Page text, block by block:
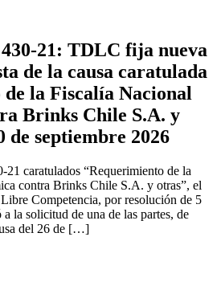
21: TDLC fija nueva
de la causa caratulada
la Fiscalía Nacional
Brinks Chile S.A. y
de septiembre 2026
caratulados “Requerimiento de la
contra Brinks Chile S.A. y otras”, el
Competencia, por resolución de 5
la solicitud de una de las partes, de
del 26 de […]